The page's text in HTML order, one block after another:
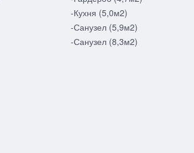
-Кухня (5,0м2)
-Санузел (5,9м2)
-Санузел (8,3м2)